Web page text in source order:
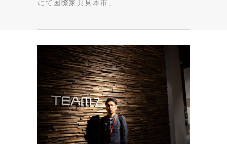
にて国際家具見本市」